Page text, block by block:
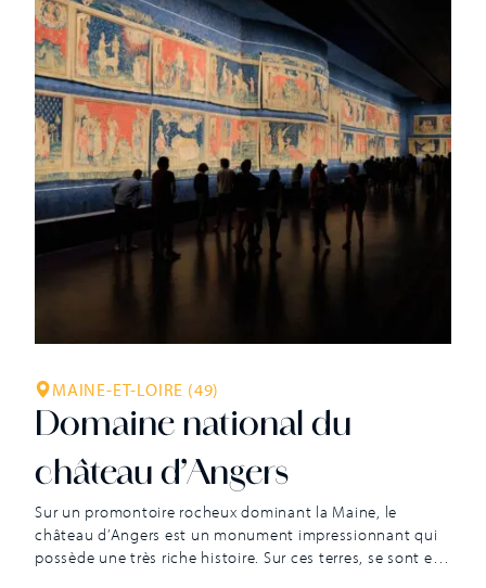
MAINE-ET-LOIRE (49)
Domaine national du
château d’Angers
Sur un promontoire rocheux dominant la Maine, le
château d’Angers est un monument impressionnant qui
possède une très riche histoire. Sur ces terres, se sont en